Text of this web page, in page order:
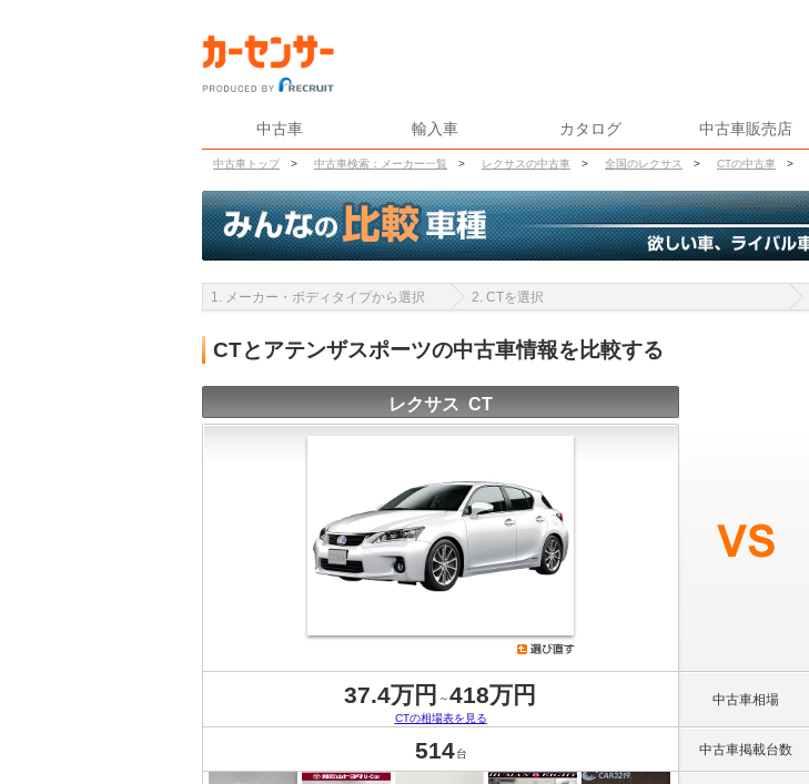
中古車 輸入車 カタログ 中古車販売店
中古車トップ > 中古車検索：メーカー一覧 > レクサスの中古車 > 全国のレクサス > CTの中古車 >
1. メーカー・ボディタイプから選択 2. CTを選択
CTとアテンザスポーツの中古車情報を比較する
レクサス CT
37.4万円 ～418万円
CTの相場表を見る
中古車相場
514 台 中古車掲載台数